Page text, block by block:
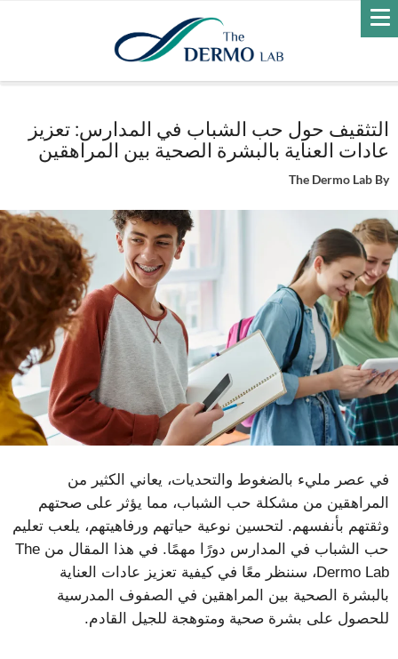
Home
التثقيف حول حب الشباب في المدارس: تعزيز عادات
العناية بالبشرة الصحية بين المراهقين
التثقيف حول حب الشباب في المدارس: تعزيز
عادات العناية بالبشرة الصحية بين المراهقين
By
The Dermo Lab
في عصر مليء بالضغوط والتحديات، يعاني الكثير من
المراهقين من مشكلة حب الشباب، مما يؤثر على صحتهم
وثقتهم بأنفسهم. لتحسين نوعية حياتهم ورفاهيتهم، يلعب تعليم
حب الشباب في المدارس دورًا مهمًا. في هذا المقال من The
Dermo Lab، سننظر معًا في كيفية تعزيز عادات العناية
بالبشرة الصحية بين المراهقين في الصفوف المدرسية
للحصول على بشرة صحية ومتوهجة للجيل القادم.